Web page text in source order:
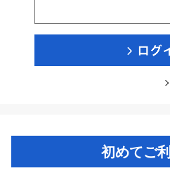
初めてご